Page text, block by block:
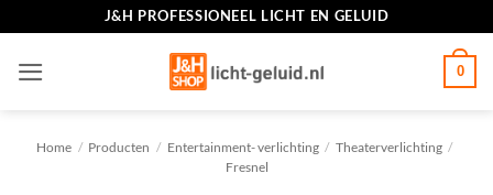
inhoud
J&H PROFESSIONEEL LICHT EN GELUID
0
Home / Producten / Entertainment- verlichting / Theaterverlichting /
Fresnel